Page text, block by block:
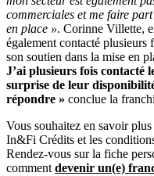
commerciales et me faire
en place ». Corinne Villette,
également contacté plusieurs
son soutien dans la mise en
J’ai plusieurs fois contacté
surprise de leur
répondre » conclue la
Vous souhaitez en savoir
In&Fi Crédits et les
Rendez-vous sur la fiche
comment devenir un(e)